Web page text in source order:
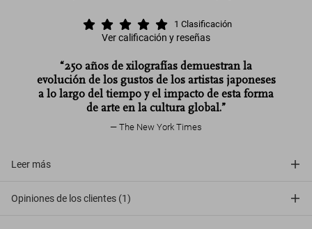
1 Clasificación
Ver calificación y reseñas
“250 años de xilografías demuestran la
evolución de los gustos de los artistas japoneses
a lo largo del tiempo y el impacto de esta forma
de arte en la cultura global.”
The New York Times
Leer más
Opiniones de los clientes (1)